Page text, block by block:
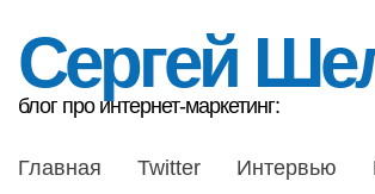
Сергей
блог про интернет-маркетинг:
Главная Twitter Интервью